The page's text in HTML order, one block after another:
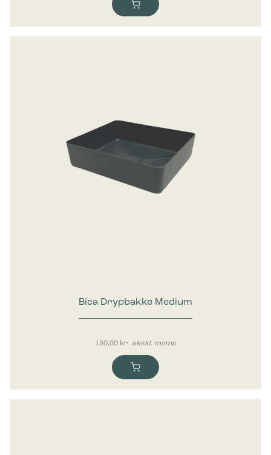
Bica Drypbakke Medium
150,00kr. ekskl. moms